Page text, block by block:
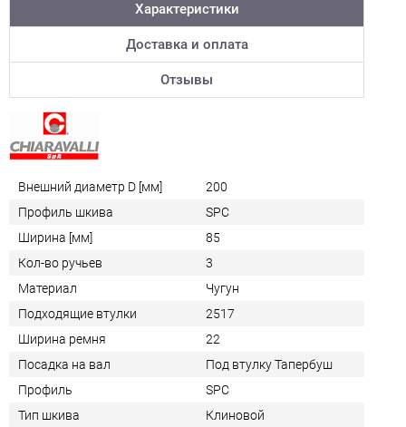
Характеристики
Доставка и оплата
Отзывы
Внешний диаметр D [мм]
200
Профиль шкива
SPC
Ширина [мм]
85
Кол-во ручьев
3
Материал
Чугун
Подходящие втулки
2517
Ширина ремня
22
Посадка на вал
Под втулку Тапербуш
Профиль
SPC
Тип шкива
Клиновой